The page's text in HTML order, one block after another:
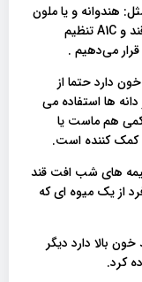
هندوانه و یا ملون
ها مقدارش حتما با توجه به وزن و وضعیت قند و A1C تنظیم
می‌دهیم .
دارد حتما از
دانه ها استفاده می
کمی هم ماست یا
کمک کننده است.
های شب افت قند
از یک میوه ای که
بالا دارد دیگر
کرد.